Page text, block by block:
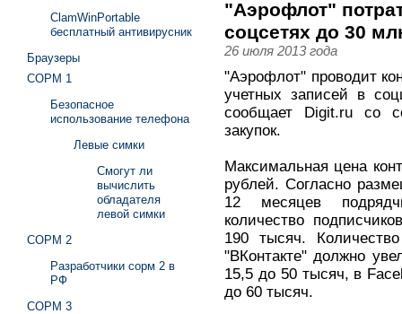
"Аэрофлот"
соцсетях до 30
26 июля 2013 года
"Аэрофлот" проводит
учетных записей в
сообщает Digit.ru со
закупок.
Максимальная цена
рублей. Согласно
12 месяцев
количество
190 тысяч.
"ВКонтакте" должно
15,5 до 50 тысяч, в
до 60 тысяч.
ClamWinPortable
бесплатный антивирусник
Браузеры
СОРМ 1
Безопасное
использование телефона
Левые симки
Смогут ли
вычислить
обладателя
левой симки
СОРМ 2
Разработчики сорм 2 в
РФ
СОРМ 3